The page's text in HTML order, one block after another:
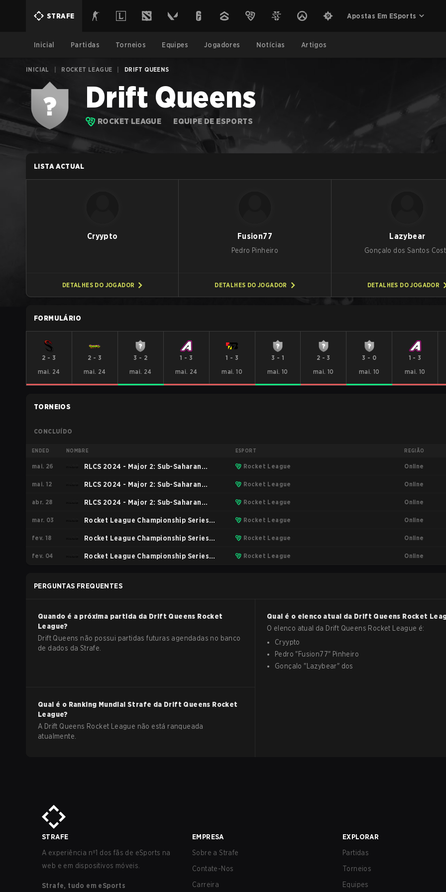
STRAFE Apostas Em ESports
Inicial Partidas Torneios Equipes Jogadores Notícias Artigos
INICIAL ROCKET LEAGUE DRIFT QUEENS
Drift Queens
ROCKET LEAGUE EQUIPE DE ESPORTS
LISTA ACTUAL
Cryypto
DETALHES DO JOGADOR
Fusion77
Pedro Pinheiro
DETALHES DO JOGADOR
Lazybear
Gonçalo dos Santos
DETALHES DO JOGADOR
FORMULÁRIO
2 - 3
mai. 24
2 - 3
mai. 24
3 - 2
mai. 24
1 - 3
mai. 24
1 - 3
mai. 10
3 - 1
mai. 10
2 - 3
mai. 10
3 - 0
mai. 10
1 - 3
mai. 10
TORNEIOS
CONCLUÍDO
ENDED NOMBRE ESPORT REGIÃO
mai. 26 RLCS 2024 - Major 2: Sub-Saharan
Africa Open Qualifier 6
Rocket League Online
mai. 12 RLCS 2024 - Major 2: Sub-Saharan
Africa Open Qualifier 5
Rocket League Online
abr. 28 RLCS 2024 - Major 2: Sub-Saharan
Africa Open Qualifier 4
Rocket League Online
mar. 03 Rocket League Championship Series
2024 - Major 1: SSA Open Qualifier 3
Rocket League Online
fev. 18 Rocket League Championship Series
2024 - World Championship Major 1 SSA
Rocket League Online
fev. 04 Rocket League Championship Series Rocket League Online
PERGUNTAS FREQUENTES
Quando é a próxima partida da Drift Queens Rocket
League?
Drift Queens não possui partidas futuras agendadas no banco
de dados da Strafe.
Qual é o elenco atual da Drift Queens Rocket
O elenco atual da Drift Queens Rocket League é:
Cryypto
Pedro "Fusion77" Pinheiro
Gonçalo " Lazybear" dos
Qual é o Ranking Mundial Strafe da Drift Queens Rocket
League?
A Drift Queens Rocket League não está ranqueada
atualmente.
STRAFE
A experiência nº1 dos fãs de eSports na
web e em dispositivos móveis.
Strafe, tudo em eSports
EMPRESA
Sobre a Strafe
Contate-Nos
Carreira
EXPLORAR
Partidas
Torneios
Equipes